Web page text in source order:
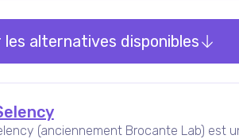
les alternatives disponibles
(anciennement Brocante Lab) est